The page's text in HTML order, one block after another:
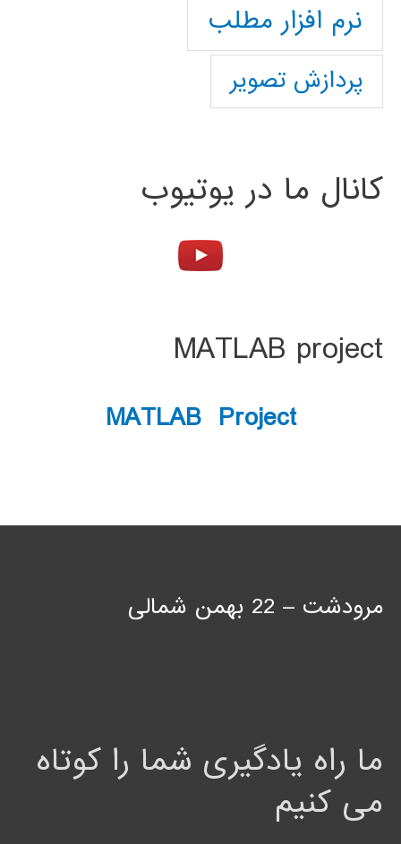
نرم افزار مطلب
پردازش تصویر
کانال ما در یوتیوب
MATLAB project
MATLAB Project
مرودشت – 22 بهمن شمالی
ما راه یادگیری شما را کوتاه
می کنیم